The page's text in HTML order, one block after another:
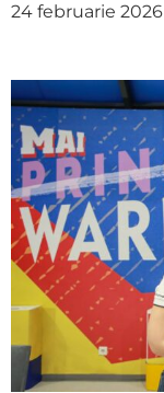
24 februarie 2026